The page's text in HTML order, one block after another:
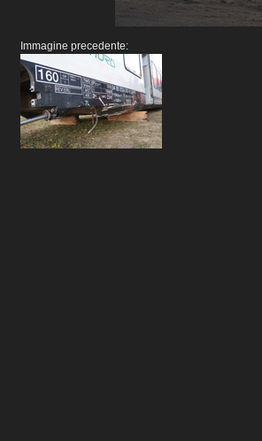
Immagine precedente: